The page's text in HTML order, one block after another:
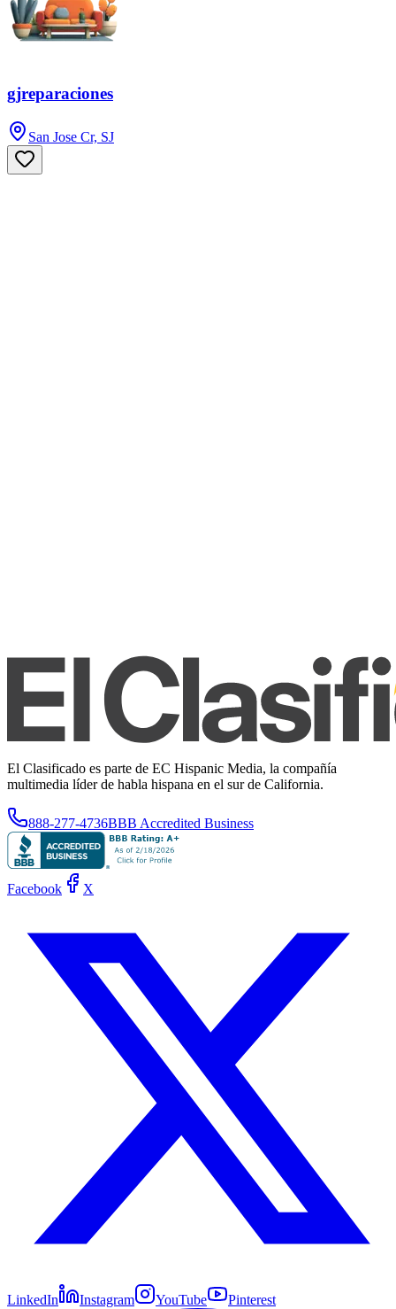
gjreparaciones
San Jose Cr, SJ
El Clasificado es parte de EC Hispanic Media, la compañía
multimedia líder de habla hispana en el sur de California.
888-277-4736BBB Accredited Business
Facebook X
LinkedIn Instagram YouTube Pinterest